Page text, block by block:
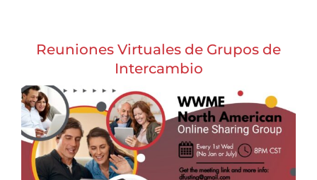
Reuniones Virtuales de Grupos de
Intercambio